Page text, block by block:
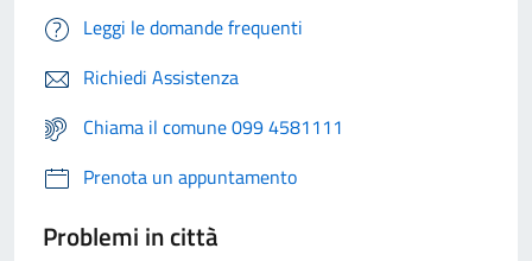
Leggi le domande frequenti
Richiedi Assistenza
Chiama il comune 099 4581111
Prenota un appuntamento
Problemi in città